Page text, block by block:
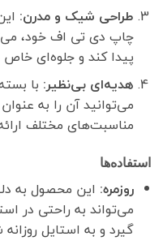
طراحی شیک و مدرن:
چاپ دی تی اف خود،
پیدا کند و جلوه‌ای
هدیه‌ای بی‌نظیر:با
می‌توانید آن را به
مناسبت‌های مختلف
استفاده‌ها
روزمره:این محصول به
می‌تواند به راحتی در
گیرد و به استایل